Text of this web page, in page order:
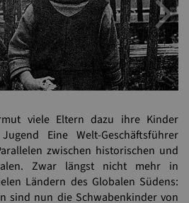
viele Eltern dazu ihre Kinder
Eine Welt-Geschäftsführer
zwischen historischen und
Zwar längst nicht mehr in
Ländern des Globalen Südens:
sind nun die Schwabenkinder von